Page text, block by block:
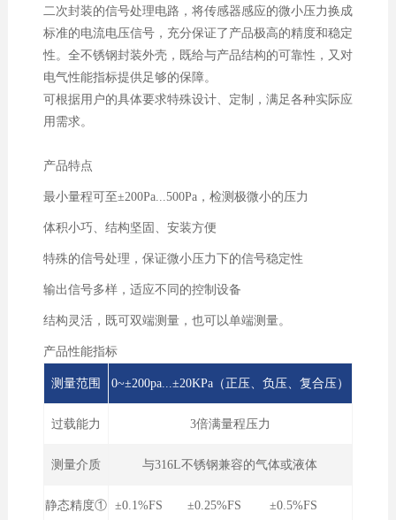
二次封装的信号处理电路，将传感器感应的微小压力换成
标准的电流电压信号，充分保证了产品极高的精度和稳定
性。全不锈钢封装外壳，既给与产品结构的可靠性，又对
电气性能指标提供足够的保障。
可根据用户的具体要求特殊设计、定制，满足各种实际应
用需求。
产品特点
最小量程可至±200Pa...500Pa，检测极微小的压力
体积小巧、结构坚固、安装方便
特殊的信号处理，保证微小压力下的信号稳定性
输出信号多样，适应不同的控制设备
结构灵活，既可双端测量，也可以单端测量。
产品性能指标
测量范围 0~±200pa...±20KPa（正压、负压、复合压）
过载能力 3倍满量程压力
测量介质 与316L不锈钢兼容的气体或液体
静态精度①
±0.1%FS ±0.25%FS ±0.5%FS